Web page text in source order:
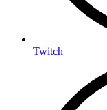
Twitch